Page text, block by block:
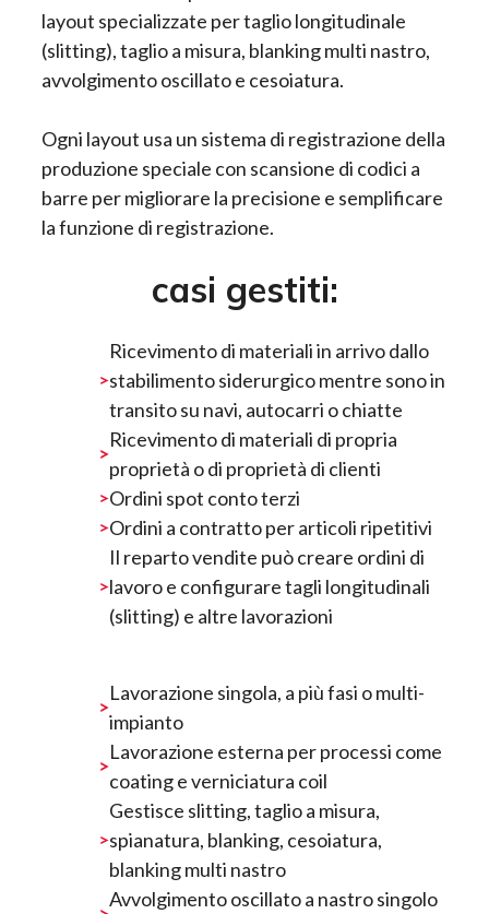
layout specializzate per taglio longitudinale
(slitting), taglio a misura, blanking multi nastro,
avvolgimento oscillato e cesoiatura.
Ogni layout usa un sistema di registrazione della
produzione speciale con scansione di codici a
barre per migliorare la precisione e semplificare
la funzione di registrazione.
casi gestiti:
Ricevimento di materiali in arrivo dallo
stabilimento siderurgico mentre sono in
transito su navi, autocarri o chiatte
Ricevimento di materiali di propria
proprietà o di proprietà di clienti
Ordini spot conto terzi
Ordini a contratto per articoli ripetitivi
Il reparto vendite può creare ordini di
lavoro e configurare tagli longitudinali
(slitting) e altre lavorazioni
Lavorazione singola, a più fasi o multi-
impianto
Lavorazione esterna per processi come
coating e verniciatura coil
Gestisce slitting, taglio a misura,
spianatura, blanking, cesoiatura,
blanking multi nastro
Avvolgimento oscillato a nastro singolo